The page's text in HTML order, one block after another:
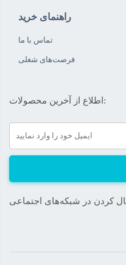
راهنمای خرید
تماس با ما
فرصت‌های شغلی
اطلاع از آخرین محصولات: